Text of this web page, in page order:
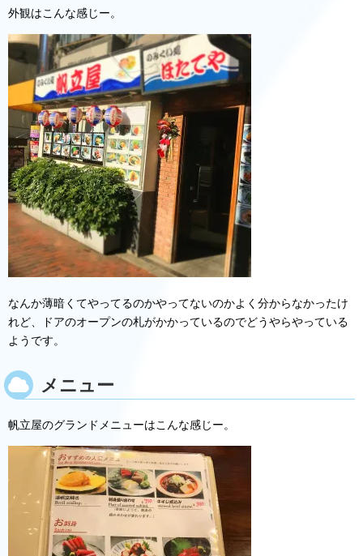
外観はこんな感じー。
なんか薄暗くてやってるのかやってないのかよく分からなかったけ
れど、ドアのオープンの札がかかっているのでどうやらやっている
ようです。
メニュー
帆立屋のグランドメニューはこんな感じー。